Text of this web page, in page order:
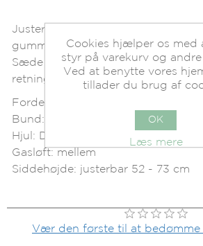
Justerbar sadelstol med
gummihjul for jævn overgang
Sæde i slidstærkt PU-læder. Du
retning, du ønsker.
Fordele:
Bund: ø 52 cm
Hjul: Deluxe gummihjul med
Gasløft: mellem
Siddehøjde: justerbar 52 - 73 cm
Vær den første til at
Cookies hjælper os med
styr på varekurv og andre
Ved at benytte vores
tillader du brug af
OK
Læs mere